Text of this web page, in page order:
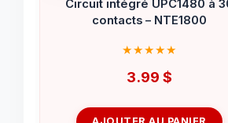
Circuit intégré UPC1480 à
contacts – NTE1800
3.99 $